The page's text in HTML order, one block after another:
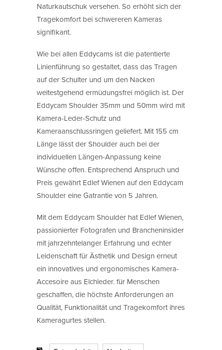
Naturkautschuk versehen. So erhöht sich der
Tragekomfort bei schwereren Kameras
signifikant.
Wie bei allen Eddycams ist die patentierte
Linienführung so gestaltet, dass das Tragen
auf der Schulter und um den Nacken
weitestgehend ermüdungsfrei möglich ist. Der
Eddycam Shoulder 35mm und 50mm wird mit
Kamera-Leder-Schutz und
Kameraanschlussringen geliefert. Mit 155 cm
Länge lässt der Shoulder auch bei der
individuellen Längen-Anpassung keine
Wünsche offen. Entsprechend Anspruch und
Preis gewährt Edlef Wienen auf den Eddycam
Shoulder eine Gatrantie von 5 Jahren.
Mit dem Eddycam Shoulder hat Edlef Wienen,
passionierter Fotografen und Brancheninsider
mit jahrzehntelanger Erfahrung und echter
Leidenschaft für Ästhetik und Design erneut
ein innovatives und ergonomisches Kamera-
Accesoire aus Elchleder. für Menschen
geschaffen, die höchste Anforderungen an
Qualität, Funktionalität und Tragekomfort ihres
Kameragurtes stellen.